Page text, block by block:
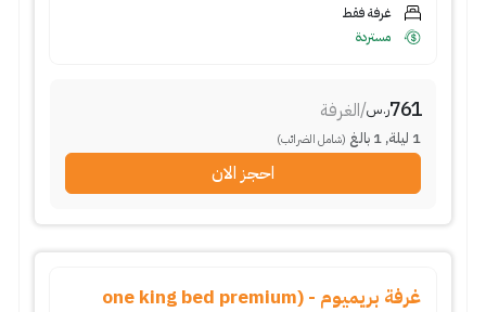
غرفة فقط
مستردة
761ر.س/الغرفة
1 ليلة,
1 بالغ (شامل الضرائب)
احجز الان
غرفة بريميوم - (one king bed premium